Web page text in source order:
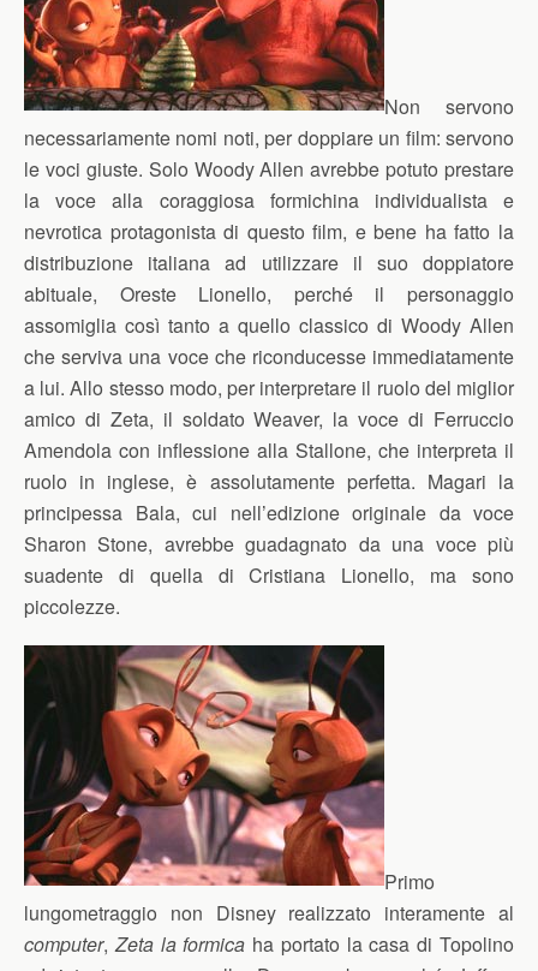
Non servono
necessariamente nomi noti, per doppiare un film: servono
le voci giuste. Solo Woody Allen avrebbe potuto prestare
la voce alla coraggiosa formichina individualista e
nevrotica protagonista di questo film, e bene ha fatto la
distribuzione italiana ad utilizzare il suo doppiatore
abituale, Oreste Lionello, perché il personaggio
assomiglia così tanto a quello classico di Woody Allen
che serviva una voce che riconducesse immediatamente
a lui. Allo stesso modo, per interpretare il ruolo del miglior
amico di Zeta, il soldato Weaver, la voce di Ferruccio
Amendola con inflessione alla Stallone, che interpreta il
ruolo in inglese, è assolutamente perfetta. Magari la
principessa Bala, cui nell’edizione originale da voce
Sharon Stone, avrebbe guadagnato da una voce più
suadente di quella di Cristiana Lionello, ma sono
piccolezze.
Primo
lungometraggio non Disney realizzato interamente al
computer,Zeta la formica ha portato la casa di Topolino